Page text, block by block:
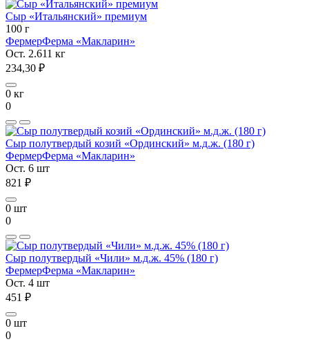
Сыр «Итальянский» премиум
100 г
ФермерФерма «Макларин»
Ост. 2.611 кг
234,30 ₽
0 кг
0
Сыр полутвердый козий «Ординский» м.д.ж. (180 г)
ФермерФерма «Макларин»
Ост. 6 шт
821 ₽
0 шт
0
Сыр полутвердый «Чили» м.д.ж. 45% (180 г)
ФермерФерма «Макларин»
Ост. 4 шт
451 ₽
0 шт
0